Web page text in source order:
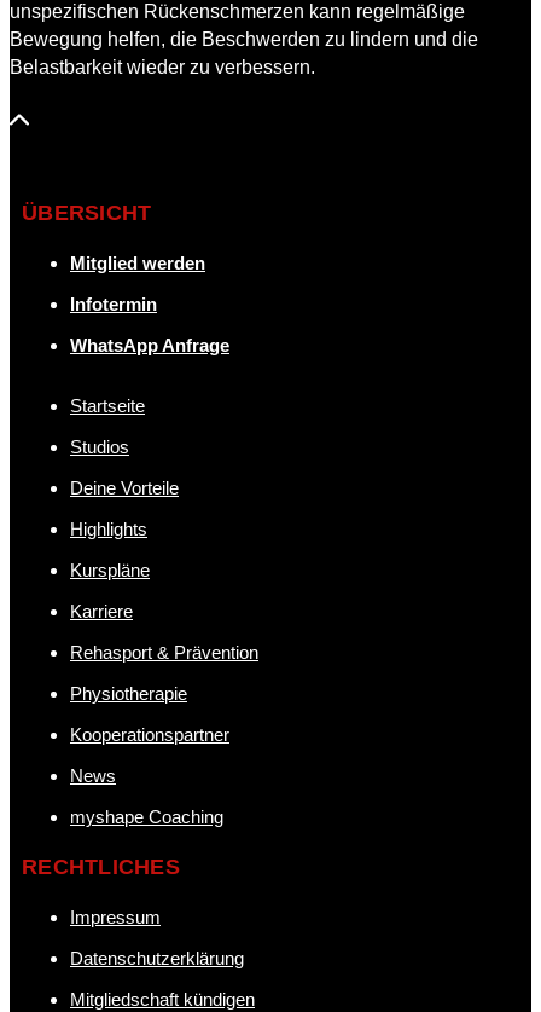
unspezifischen Rückenschmerzen kann regelmäßige
Bewegung helfen, die Beschwerden zu lindern und die
Belastbarkeit wieder zu verbessern.
ÜBERSICHT
Mitglied werden
Infotermin
WhatsApp Anfrage
Startseite
Studios
Deine Vorteile
Highlights
Kurspläne
Karriere
Rehasport & Prävention
Physiotherapie
Kooperationspartner
News
myshape Coaching
RECHTLICHES
Impressum
Datenschutzerklärung
Mitgliedschaft kündigen